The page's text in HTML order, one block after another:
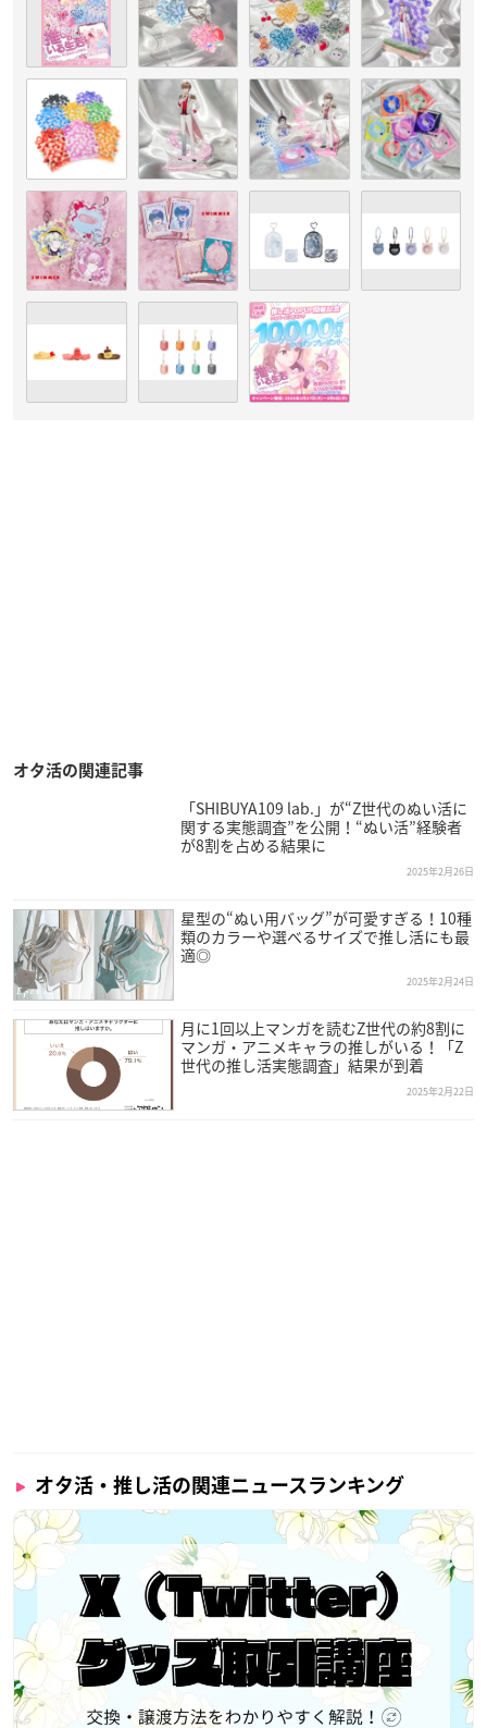
オタ活の関連記事
「SHIBUYA109 lab.」が“Z世代のぬい活に
関する実態調査”を公開！“ぬい活”経験者
が8割を占める結果に
2025年2月26日
星型の“ぬい用バッグ”が可愛すぎる！10種
類のカラーや選べるサイズで推し活にも最
適◎
2025年2月24日
月に1回以上マンガを読むZ世代の約8割に
マンガ・アニメキャラの推しがいる！「Z
世代の推し活実態調査」結果が到着
2025年2月22日
オタ活・推し活の関連ニュースランキング